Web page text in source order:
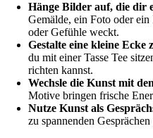
Hänge Bilder auf, die dir
Gemälde, ein Foto oder
oder Gefühle weckt.
Gestalte eine kleine Ecke
du mit einer Tasse Tee
richten kannst.
Wechsle die Kunst mit
Motive bringen frische
Nutze Kunst als
zu spannenden